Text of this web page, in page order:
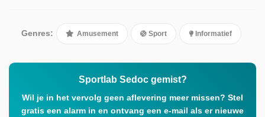
Genres: Amusement Sport Informatief
Sportlab Sedoc gemist?
Wil je in het vervolg geen aflevering meer missen? Stel
gratis een alarm in en ontvang een e-mail als er nieuwe